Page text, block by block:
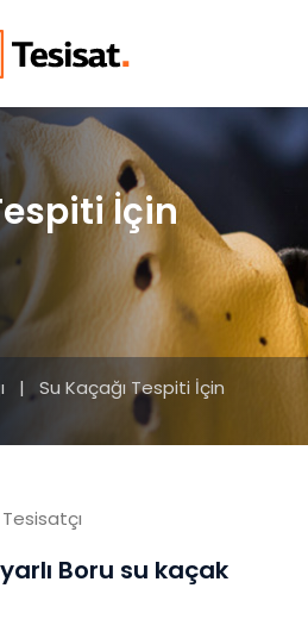
İçin
|
Su Kaçağı Tespiti İçin
Boru su kaçak